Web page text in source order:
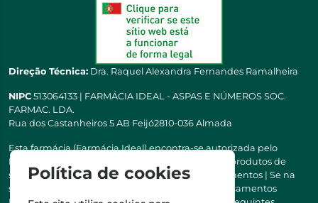
Direção Técnica: Dra. Raquel Alexandra Fernandes Ramalheira
NIPC 513064133 | FARMÁCIA IDEAL - ASPAS E NÚMEROS SOC.
FARMAC. LDA.
Rua dos Castanheiros 5 AB Feijó2810-036 Almada
Esta farmácia (Farmácia Ideal) encontra-se autorizada pelo
INFARMED para a dispensa de medicamentos e produtos de
saúde ao domicílio e através da internet. Medicamentos | Se na
sua receita tiver MSRM, MNSRM, MSRMV ou Medicamentos
Política de cookies